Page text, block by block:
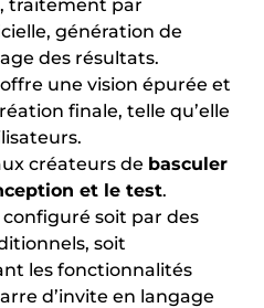
traitement par
génération de
des résultats.
offre une vision épurée et
finale, telle qu’elle
créateurs de basculer
et le test.
soit par des
soit
les fonctionnalités
d’invite en langage